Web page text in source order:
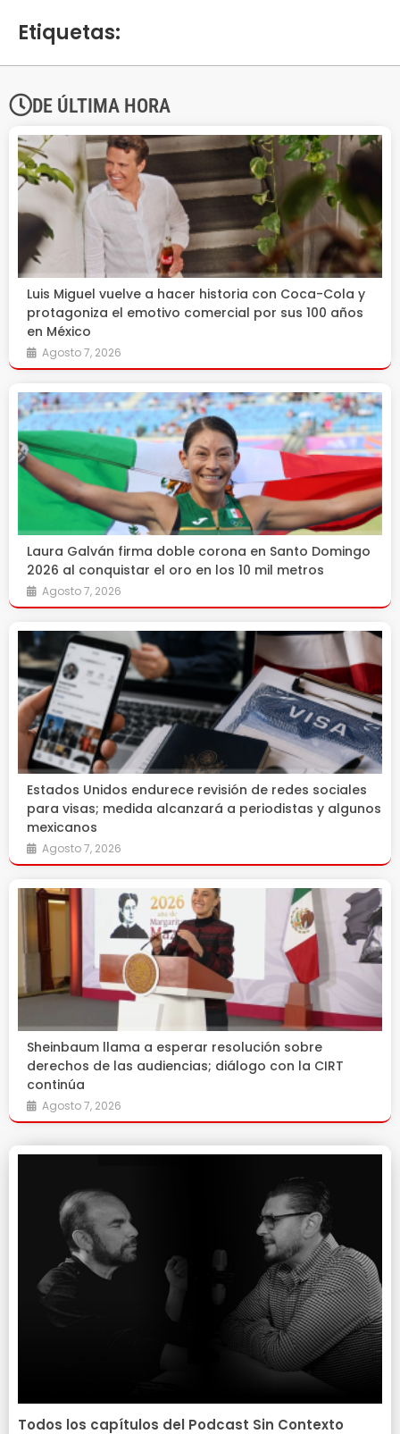
Etiquetas:
DE ÚLTIMA HORA
Luis Miguel vuelve a hacer historia con Coca-Cola y
protagoniza el emotivo comercial por sus 100 años
en México
Agosto 7, 2026
Laura Galván firma doble corona en Santo Domingo
2026 al conquistar el oro en los 10 mil metros
Agosto 7, 2026
Estados Unidos endurece revisión de redes sociales
para visas; medida alcanzará a periodistas y algunos
mexicanos
Agosto 7, 2026
Sheinbaum llama a esperar resolución sobre
derechos de las audiencias; diálogo con la CIRT
continúa
Agosto 7, 2026
Todos los capítulos del Podcast Sin Contexto